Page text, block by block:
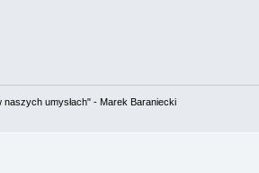
umysłach" - Marek Baraniecki